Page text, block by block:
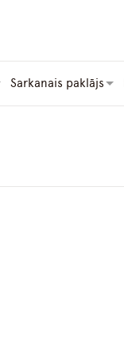
Sarkanais paklājs